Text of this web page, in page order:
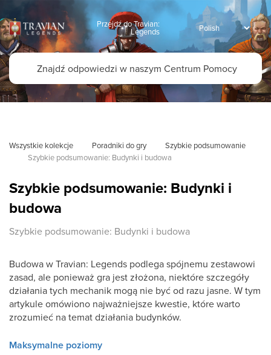
Przejdź do Travian:
Legends
Wszystkie kolekcje Poradniki do gry
Szybkie podsumowanie
Szybkie podsumowanie: Budynki i budowa
Szybkie podsumowanie: Budynki i
budowa
Szybkie podsumowanie: Budynki i budowa
Budowa w Travian: Legends podlega spójnemu zestawowi
zasad, ale ponieważ gra jest złożona, niektóre szczegóły
działania tych mechanik mogą nie być od razu jasne. W tym
artykule omówiono najważniejsze kwestie, które warto
zrozumieć na temat działania budynków.
Maksymalne poziomy